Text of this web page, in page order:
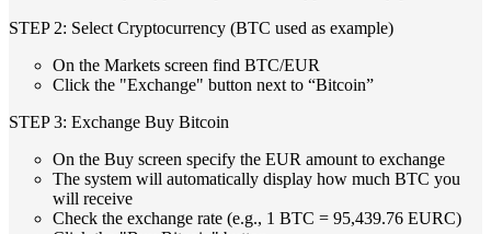
STEP 2: Select Cryptocurrency (BTC used as example)
On the Markets screen find BTC/EUR
Click the "Exchange" button next to “Bitcoin”
STEP 3: Exchange Buy Bitcoin
On the Buy screen specify the EUR amount to exchange
The system will automatically display how much BTC you
will receive
Check the exchange rate (e.g., 1 BTC = 95,439.76 EURC)